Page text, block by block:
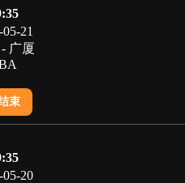
21
广厦
束
05-20